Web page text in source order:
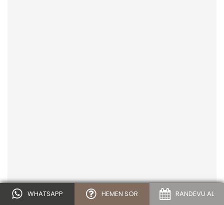
WHATSAPP HEMEN SOR RANDEVU AL